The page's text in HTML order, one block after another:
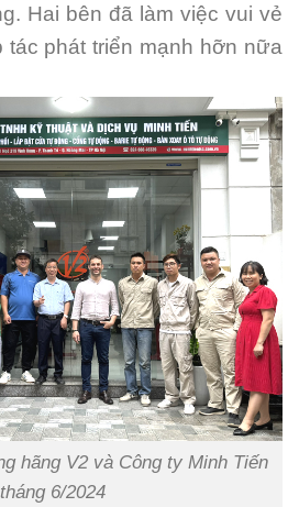
Hai bên đã làm việc vui vẻ
phát triển mạnh hỡn nữa
hãng V2 và Công ty Minh Tiến
tháng 6/2024